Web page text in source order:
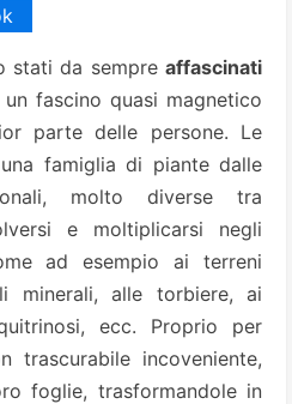
stati da sempre affascinati
un fascino quasi magnetico
parte delle persone. Le
famiglia di piante dalle
molto diverse tra
e moltiplicarsi negli
ad esempio ai terreni
minerali, alle torbiere, ai
ecc. Proprio per
trascurabile incoveniente,
foglie, trasformandole in